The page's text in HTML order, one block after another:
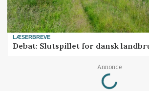
LÆSERBREVE
Debat: Slutspillet for dansk
Annonce
Loading...